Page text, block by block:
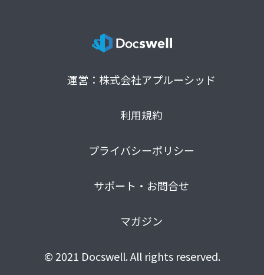
運営：株式会社アプルーシッド
利用規約
プライバシーポリシー
サポート・お問合せ
マガジン
© 2021 Docswell. All rights reserved.